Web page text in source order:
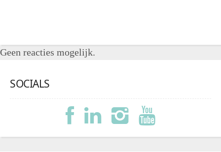
Geen reacties mogelijk.
SOCIALS